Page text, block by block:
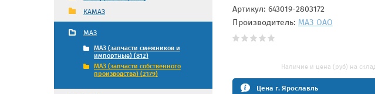
КАМАЗ
МАЗ
МАЗ (запчасти смежников и
импортные) (812)
МАЗ (запчасти собственного
производства) (2179)
Артикул: 643019-2803172
Производитель: МАЗ ОАО
Наличие и цена (руб) на
Цена г. Ярославль